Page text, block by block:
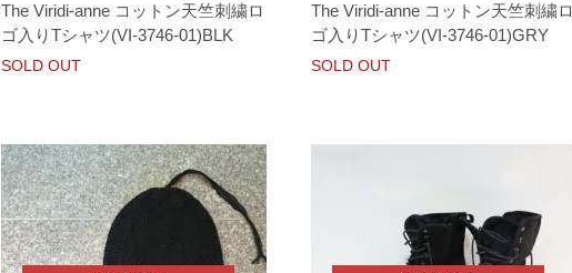
The Viridi-anne コットン天竺刺繍ロ
ゴ入りTシャツ(VI-3746-01)BLK
SOLD OUT
The Viridi-anne コットン天竺刺繍ロ
ゴ入りTシャツ(VI-3746-01)GRY
SOLD OUT